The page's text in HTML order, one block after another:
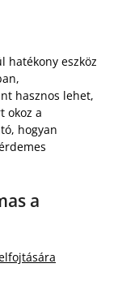
hatékony eszköz
hasznos lehet,
okoz a
hogyan
a